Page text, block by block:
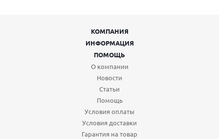
КОМПАНИЯ
ИНФОРМАЦИЯ
ПОМОЩЬ
О компании
Новости
Статьи
Помощь
Условия оплаты
Условия доставки
Гарантия на товар